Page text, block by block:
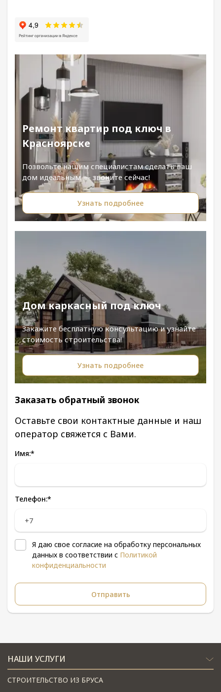
Ремонт квартир под ключ в
Красноярске
Позвольте нашим специалистам сделать ваш
дом идеальным — звоните сейчас!
Узнать подробнее
Дом каркасный под ключ
Закажите бесплатную консультацию и узнайте
стоимость строительства!
Узнать подробнее
Заказать обратный звонок
Оставьте свои контактные данные и наш
оператор свяжется с Вами.
Имя:*
Телефон:*
Я даю свое согласие на обработку персональных
данных в соответствии с Политикой
конфиденциальности
НАШИ УСЛУГИ
СТРОИТЕЛЬСТВО ИЗ БРУСА